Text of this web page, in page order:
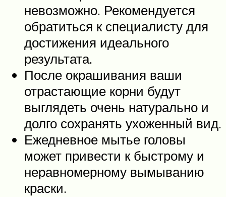
невозможно. Рекомендуется
обратиться к специалисту для
достижения идеального
результата.
После окрашивания ваши
отрастающие корни будут
выглядеть очень натурально и
долго сохранять ухоженный вид.
Ежедневное мытье головы
может привести к быстрому и
неравномерному вымыванию
краски.